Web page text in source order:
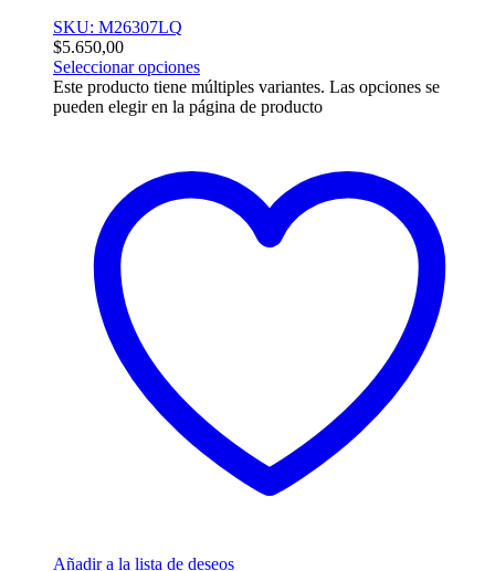
SKU: M26307LQ
$5.650,00
Seleccionar opciones
Este producto tiene múltiples variantes. Las opciones se
pueden elegir en la página de producto
Añadir a la lista de deseos